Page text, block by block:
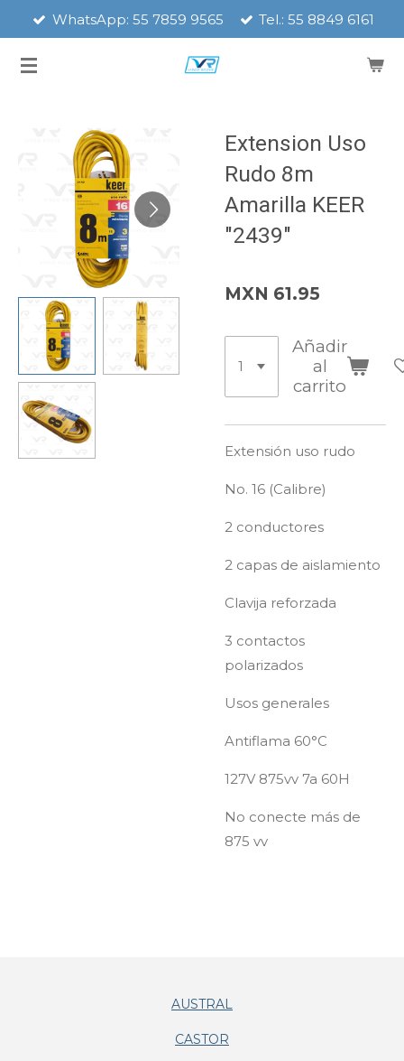
contenido
WhatsApp: 55 7859 9565 Tel.: 55 8849 6161
Extension Uso
Rudo 8m
Amarilla KEER
"2439"
MXN 61.95
Añadir
al
carrito
Extensión uso rudo
No. 16 (Calibre)
2 conductores
2 capas de aislamiento
Clavija reforzada
3 contactos
polarizados
Usos generales
Antiflama 60°C
127V 875vv 7a 60H
No conecte más de
875 vv
AUSTRAL
CASTOR